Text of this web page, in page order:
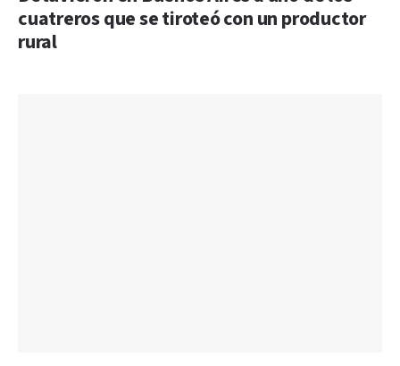
cuatreros que se tiroteó con un productor
rural